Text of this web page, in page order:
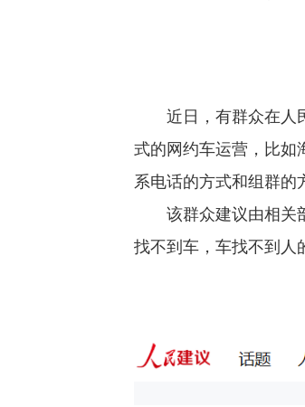
近日，有群众在人
式的网约车运营，比如
系电话的方式和组群的
该群众建议由相关
找不到车，车找不到人